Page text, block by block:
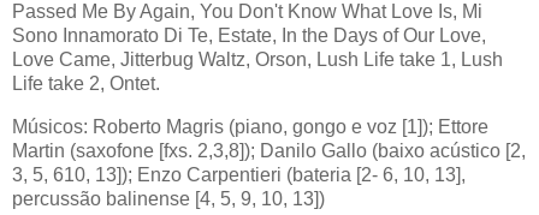
Passed Me By Again, You Don't Know What Love Is, Mi
Sono Innamorato Di Te, Estate, In the Days of Our Love,
Love Came, Jitterbug Waltz, Orson, Lush Life take 1, Lush
Life take 2, Ontet.
Músicos: Roberto Magris (piano, gongo e voz [1]); Ettore
Martin (saxofone [fxs. 2,3,8]); Danilo Gallo (baixo acústico [2,
3, 5, 610, 13]); Enzo Carpentieri (bateria [2- 6, 10, 13],
percussão balinense [4, 5, 9, 10, 13])